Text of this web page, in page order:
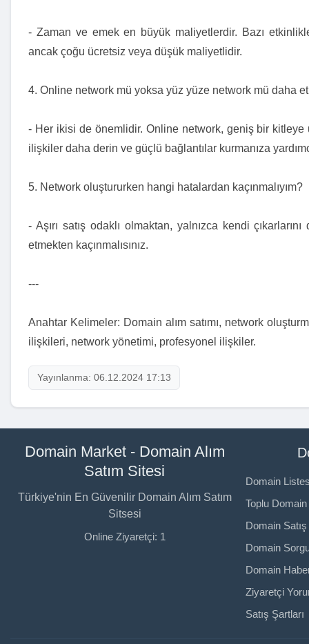
- Zaman ve emek en büyük maliyetlerdir. Bazı
ancak çoğu ücretsiz veya düşük maliyetlidir.
4. Online network mü yoksa yüz yüze network mü daha
- Her ikisi de önemlidir. Online network, geniş bir kitleye
ilişkiler daha derin ve güçlü bağlantılar kurmanıza
5. Network oluştururken hangi hatalardan kaçınmalıyım?
- Aşırı satış odaklı olmaktan, yalnızca kendi
etmekten kaçınmalısınız.
---
Anahtar Kelimeler: Domain alım satımı, network
ilişkileri, network yönetimi, profesyonel ilişkiler.
Yayınlanma: 06.12.2024 17:13
Domain Market - Domain Alım
Satım Sitesi
Türkiye'nin En Güvenilir Domain Alım Satım
Sitsesi
Online Ziyaretçi: 1
Domain
Toplu Domain
Domain
Domain
Domain
Ziyaretçi
Satış Şartları